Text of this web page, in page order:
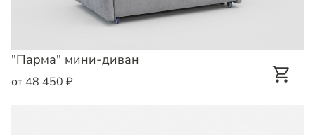
"Парма" мини-диван
от 48 450 ₽